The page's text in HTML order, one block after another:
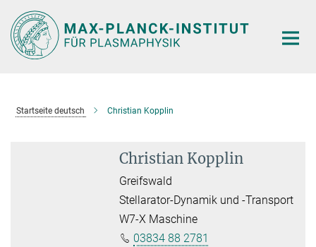
Hauptinhalt
Startseite deutsch Christian Kopplin
Christian Kopplin
Greifswald
Stellarator-Dynamik und -Transport
W7-X Maschine
03834 88 2781